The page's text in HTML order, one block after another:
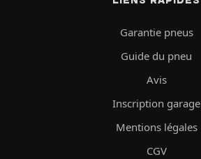
Garantie pneus
Guide du pneu
Avis
Inscription garage
Mentions légales
CGV